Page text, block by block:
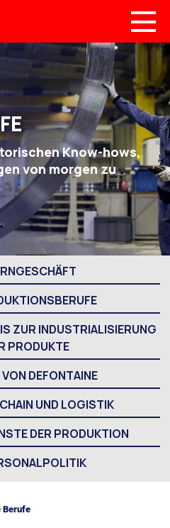
Know-hows,
von morgen zu
ZUR INDUSTRIALISIERUNG
PRODUKTE
DEFONTAINE
UND LOGISTIK
DER PRODUKTION
Berufe